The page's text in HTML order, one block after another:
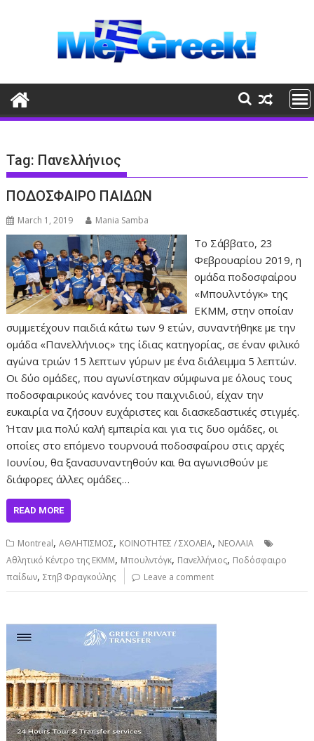
Tag: Πανελλήνιος
ΠΟΔΟΣΦΑΙΡΟ ΠΑΙΔΩΝ
March 1, 2019 Mania Samba
Το Σάββατο, 23
Φεβρουαρίου 2019, η
ομάδα ποδοσφαίρου
«Μπουλντόγκ» της
ΕΚΜΜ, στην οποίαν
συμμετέχουν παιδιά κάτω των 9 ετών, συναντήθηκε με την
ομάδα «Πανελλήνιος» της ίδιας κατηγορίας, σε έναν φιλικό
αγώνα τριών 15 λεπτων γύρων με ένα διάλειμμα 5 λεπτών.
Οι δύο ομάδες, που αγωνίστηκαν σύμφωνα με όλους τους
ποδοσφαιρικούς κανόνες του παιχνιδιού, είχαν την
ευκαιρία να ζήσουν ευχάριστες και διασκεδαστικές στιγμές.
Ήταν μια πολύ καλή εμπειρία και για τις δυο ομάδες, οι
οποίες στο επόμενο τουρνουά ποδοσφαίρου στις αρχές
Ιουνίου, θα ξανασυναντηθούν και θα αγωνισθούν με
διάφορες άλλες ομάδες…
READ MORE
Montreal,ΑΘΛΗΤΙΣΜΟΣ, ΚΟΙΝΟΤΗΤΕΣ / ΣΧΟΛΕΙΑ, ΝΕΟΛΑΙΑ
Αθλητικό Κέντρο της ΕΚΜΜ, Μπουλντόγκ, Πανελλήνιος, Ποδόσφαιρο
παίδων,Στηβ Φραγκούλης Leave a comment